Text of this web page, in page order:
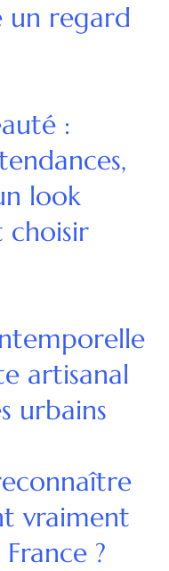
un regard
:
look
choisir
artisanal
urbains
vraiment
?